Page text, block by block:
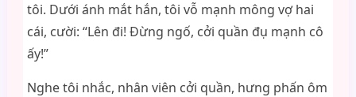
tôi. Dưới ánh mắt hắn, tôi vỗ mạnh mông vợ hai
cái, cười: “Lên đi! Đừng ngố, cởi quần đụ mạnh cô
ấy!”
Nghe tôi nhắc, nhân viên cởi quần, hưng phấn ôm